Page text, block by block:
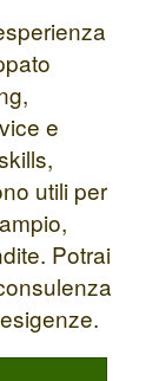
e
utili per
Potrai